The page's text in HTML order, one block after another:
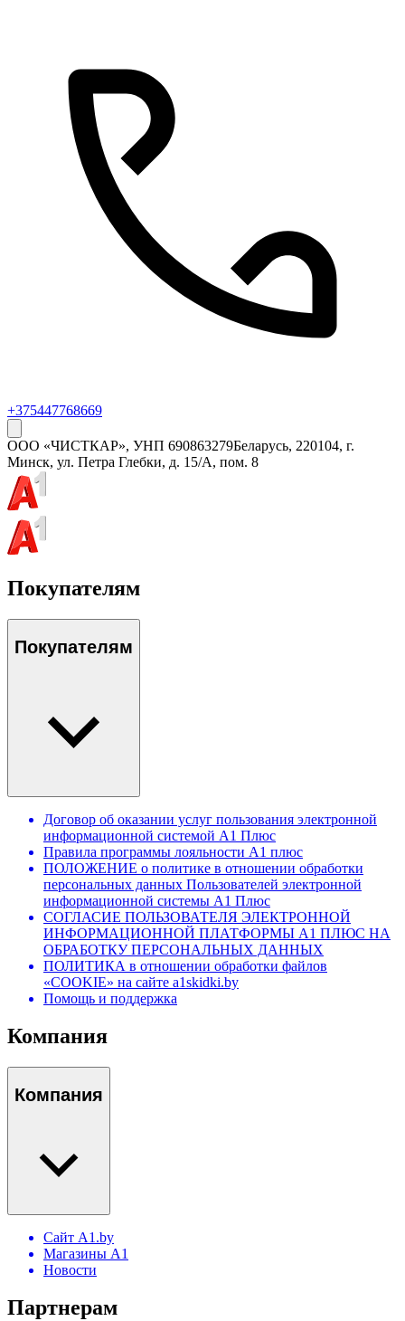
+375447768669
ООО «ЧИСТКАР», УНП 690863279Беларусь, 220104, г.
Минск, ул. Петра Глебки, д. 15/А, пом. 8
Покупателям
Покупателям
Договор об оказании услуг пользования электронной
информационной системой А1 Плюс
Правила программы лояльности А1 плюс
ПОЛОЖЕНИЕ о политике в отношении обработки
персональных данных Пользователей электронной
информационной системы А1 Плюс
СОГЛАСИЕ ПОЛЬЗОВАТЕЛЯ ЭЛЕКТРОННОЙ
ИНФОРМАЦИОННОЙ ПЛАТФОРМЫ А1 ПЛЮС НА
ОБРАБОТКУ ПЕРСОНАЛЬНЫХ ДАННЫХ
ПОЛИТИКА в отношении обработки файлов
«COOKIE» на сайте a1skidki.by
Помощь и поддержка
Компания
Компания
Сайт A1.by
Магазины А1
Новости
Партнерам